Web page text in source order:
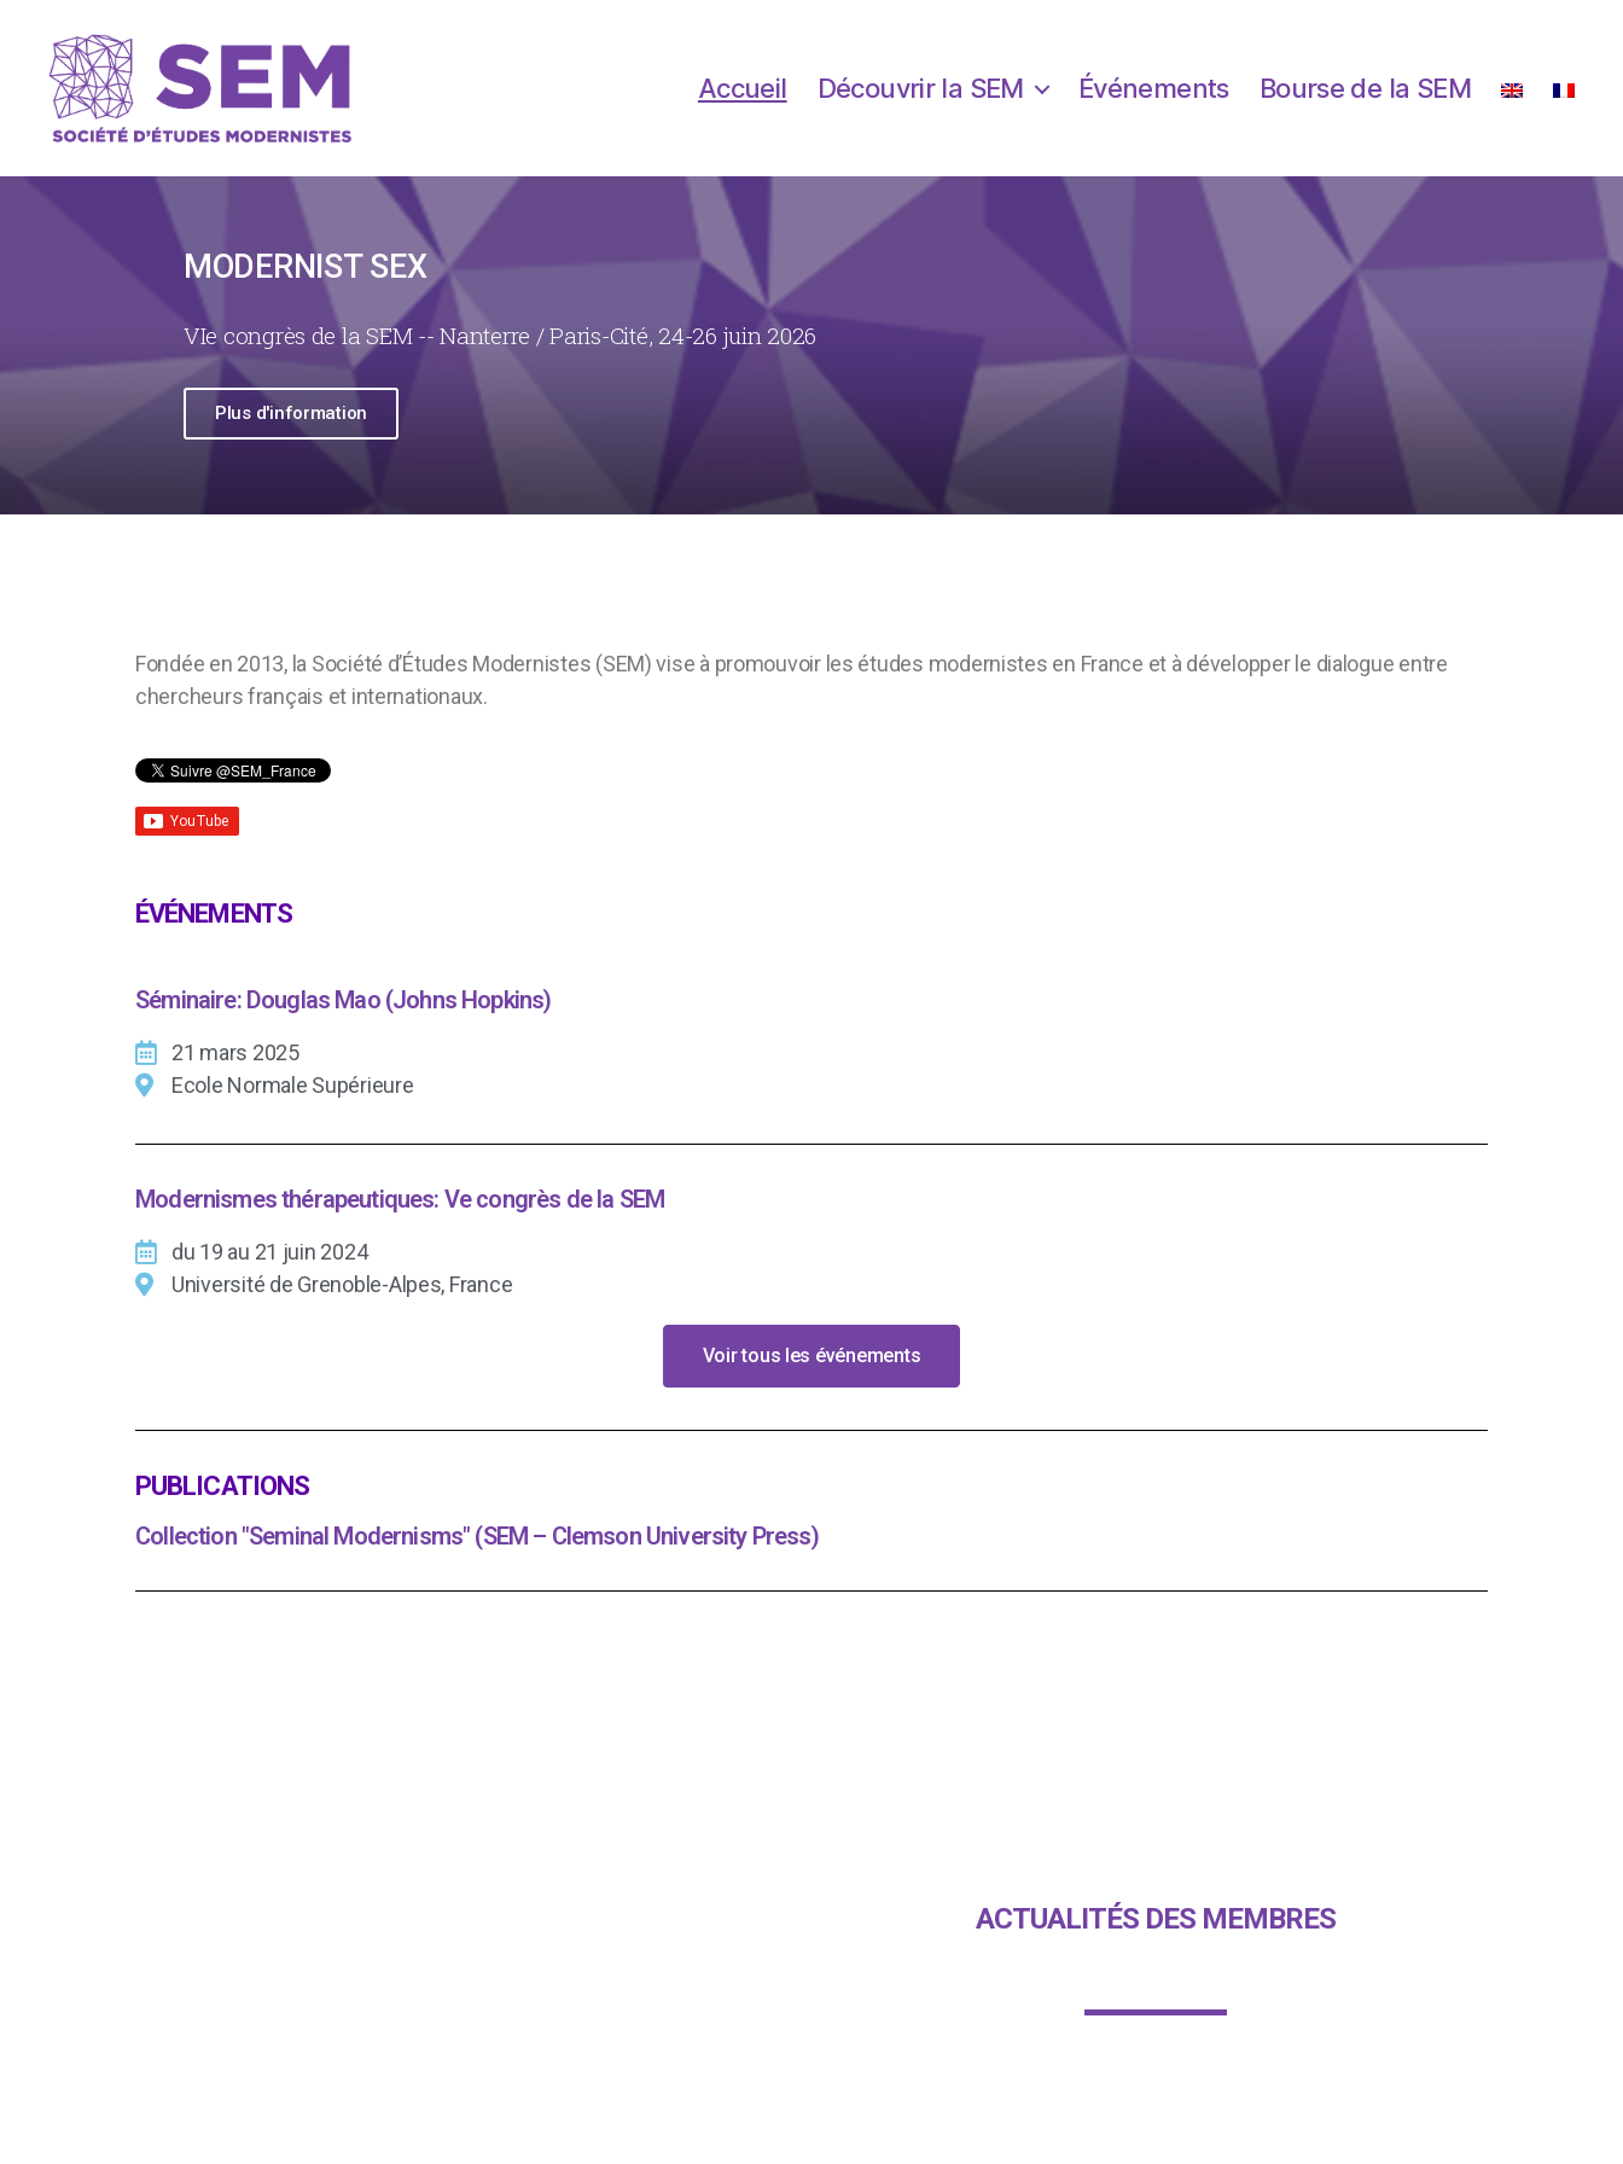
Accueil Découvrir la SEM Événements Bourse de la SEM
MODERNIST SEX
VIe congrès de la SEM -- Nanterre / Paris-Cité, 24-26 juin 2026
Plus d'information
Fondée en 2013, la Société d’Études Modernistes (SEM) vise à promouvoir les études modernistes en France et à développer le dialogue entre
chercheurs français et internationaux.
ÉVÉNEMENTS
Séminaire: Douglas Mao (Johns Hopkins)
21 mars 2025
Ecole Normale Supérieure
Modernismes thérapeutiques: Ve congrès de la SEM
du 19 au 21 juin 2024
Université de Grenoble-Alpes, France
Voir tous les événements
PUBLICATIONS
Collection "Seminal Modernisms" (SEM – Clemson University Press)
ACTUALITÉS DES MEMBRES